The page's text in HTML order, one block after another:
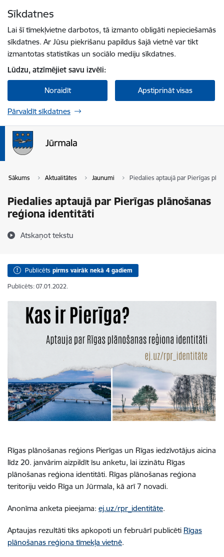
Sīkdatnes
Lai šī tīmekļvietne darbotos, tā izmanto obligāti nepieciešamās
sīkdatnes. Ar Jūsu piekrišanu papildus šajā vietnē var tikt
izmantotas statistikas un sociālo mediju sīkdatnes.
Lūdzu, atzīmējiet savu izvēli:
Noraidīt Apstiprināt visas
Pārvaldīt sīkdatnes
Sākums Aktualitātes Jaunumi Piedalies aptaujā par Pierīgas
Piedalies aptaujā par Pierīgas plānošanas
reģiona identitāti
Atskaņot tekstu
Publicēts pirms vairāk nekā 4 gadiem
Publicēts: 07.01.2022.
Rīgas plānošanas reģions Pierīgas un Rīgas iedzīvotājus aicina
līdz 20. janvārim aizpildīt īsu anketu, lai izzinātu Rīgas
plānošanas reģiona identitāti. Rīgas plānošanas reģiona
teritoriju veido Rīga un Jūrmala, kā arī 7 novadi.
Anonīma anketa pieejama: ej.uz/rpr_identitāte.
Aptaujas rezultāti tiks apkopoti un februārī publicēti Rīgas
plānošanas reģiona tīmekļa vietnē.